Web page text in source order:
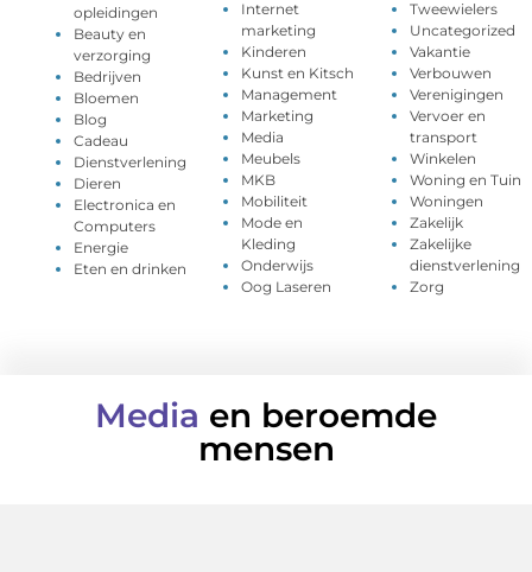
opleidingen
Beauty en
verzorging
Bedrijven
Bloemen
Blog
Cadeau
Dienstverlening
Dieren
Electronica en
Computers
Energie
Eten en drinken
Internet
marketing
Kinderen
Kunst en Kitsch
Management
Marketing
Media
Meubels
MKB
Mobiliteit
Mode en
Kleding
Onderwijs
Oog Laseren
Tweewielers
Uncategorized
Vakantie
Verbouwen
Verenigingen
Vervoer en
transport
Winkelen
Woning en Tuin
Woningen
Zakelijk
Zakelijke
dienstverlening
Zorg
Media en beroemde
mensen